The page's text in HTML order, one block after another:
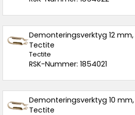
Demonteringsverktyg 12 mm,
Tectite
Tectite
RSK-Nummer: 1854021
Demonteringsverktyg 10 mm,
Tectite